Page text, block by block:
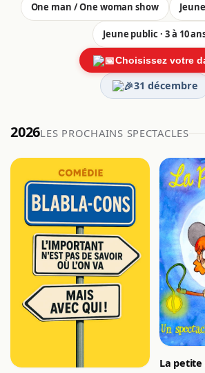
One man / One woman show
Jeune public · 3 à 10
Choisissez votre
31 décembre
2026LES PROCHAINS SPECTACLES
La